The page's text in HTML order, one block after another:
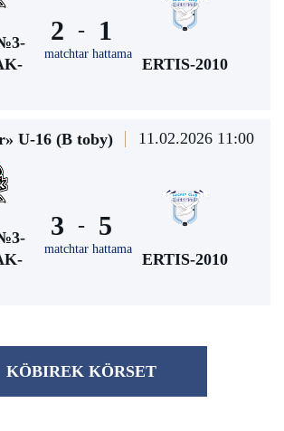
2 -
matchtar hattama
1
ERTIS-2010
U-16 (В toby) 11.02.2026 11:00
3 -
matchtar hattama
5
ERTIS-2010
KÖBІREK KÖRSET